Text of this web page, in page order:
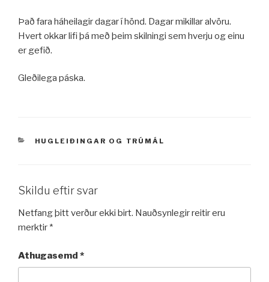
Það fara háheilagir dagar í hönd. Dagar mikillar alvöru.
Hvert okkar lifi þá með þeim skilningi sem hverju og einu
er gefið.
Gleðilega páska.
VÖRUFLOKKAR
HUGLEIÐINGAR OG TRÚMÁL
Skildu eftir svar
Netfang þitt verður ekki birt. Nauðsynlegir reitir eru
merktir *
Athugasemd *